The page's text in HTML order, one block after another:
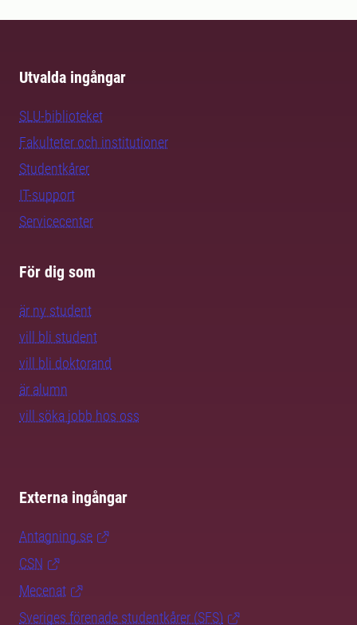
Utvalda ingångar
SLU-biblioteket
Fakulteter och institutioner
Studentkårer
IT-support
Servicecenter
För dig som
är ny student
vill bli student
vill bli doktorand
är alumn
vill söka jobb hos oss
Externa ingångar
Antagning.se
CSN
Mecenat
Sveriges förenade studentkårer (SFS)